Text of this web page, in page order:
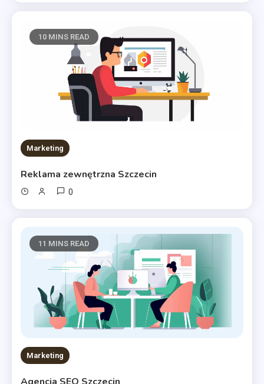
10 MINS READ
Marketing
Reklama zewnętrzna Szczecin
0
11 MINS READ
Marketing